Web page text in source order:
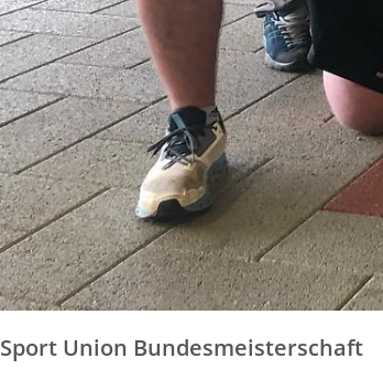
Sport Union Bundesmeisterschaft